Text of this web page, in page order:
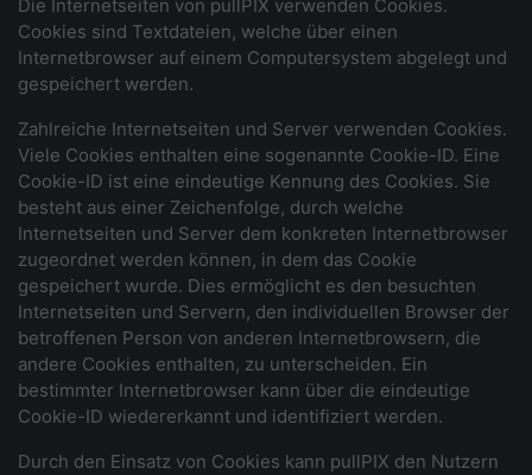
Die Internetseiten von pullPIX verwenden Cookies.
Cookies sind Textdateien, welche über einen
Internetbrowser auf einem Computersystem abgelegt und
gespeichert werden.
Zahlreiche Internetseiten und Server verwenden Cookies.
Viele Cookies enthalten eine sogenannte Cookie-ID. Eine
Cookie-ID ist eine eindeutige Kennung des Cookies. Sie
besteht aus einer Zeichenfolge, durch welche
Internetseiten und Server dem konkreten Internetbrowser
zugeordnet werden können, in dem das Cookie
gespeichert wurde. Dies ermöglicht es den besuchten
Internetseiten und Servern, den individuellen Browser der
betroffenen Person von anderen Internetbrowsern, die
andere Cookies enthalten, zu unterscheiden. Ein
bestimmter Internetbrowser kann über die eindeutige
Cookie-ID wiedererkannt und identifiziert werden.
Durch den Einsatz von Cookies kann pullPIX den Nutzern